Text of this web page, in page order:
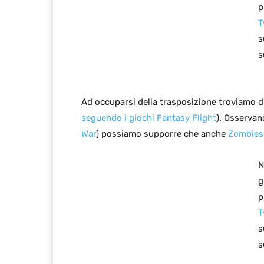
Ad occuparsi della trasposizione troviamo
seguendo i giochi Fantasy Flight).
War) possiamo supporre che anche